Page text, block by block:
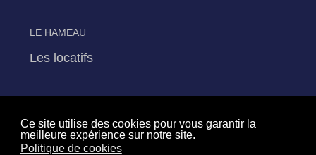
Ce site utilise des cookies pour vous garantir la
meilleure expérience sur notre site.
Politique de cookies
LE HAMEAU
Les locatifs
LES SERVICES D'AIDE